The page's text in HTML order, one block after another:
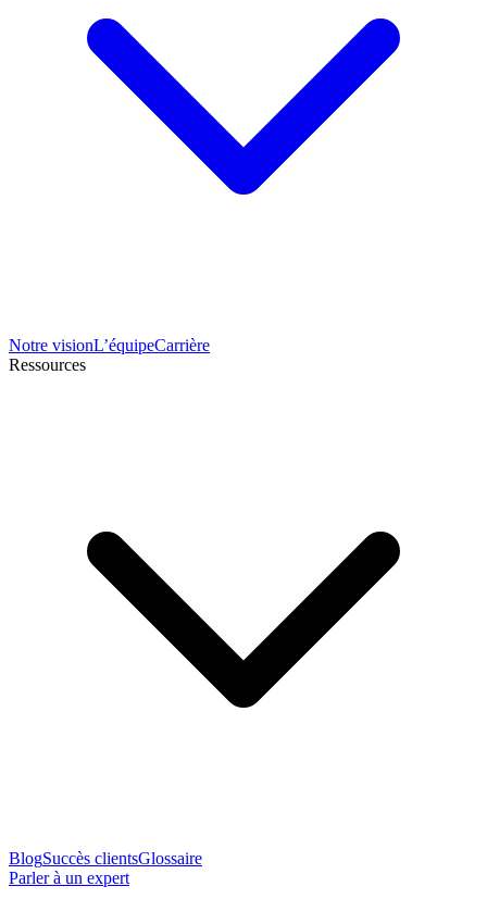
Notre visionL’équipeCarrière
Ressources
BlogSuccès clientsGlossaire
Parler à un expert